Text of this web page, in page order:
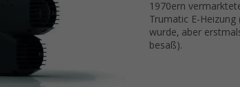
1970ern
Trumatic E-
wurde, aber
besaß).